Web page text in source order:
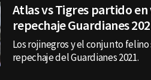
Atlas vs Tigres partido
repechaje Guardianes
Los rojinegros y el conjunto
repechaje del Guardianes 2021.